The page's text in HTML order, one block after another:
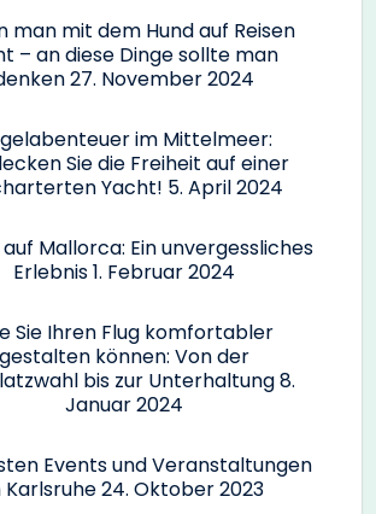
man mit dem Hund auf Reisen
– an diese Dinge sollte man
27. November 2024
im Mittelmeer:
Sie die Freiheit auf einer
Yacht! 5. April 2024
Mallorca: Ein unvergessliches
Erlebnis1. Februar 2024
Sie Ihren Flug komfortabler
gestalten können: Von der
bis zur Unterhaltung8.
Januar 2024
Events und Veranstaltungen
Karlsruhe24. Oktober 2023